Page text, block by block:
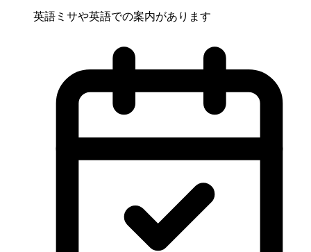
英語ミサや英語での案内があります